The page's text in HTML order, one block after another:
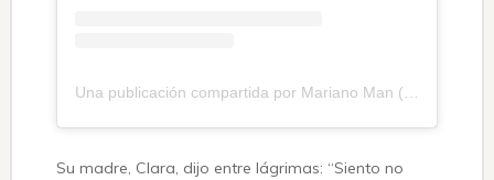
Su madre, Clara, dijo entre lágrimas: “Siento no